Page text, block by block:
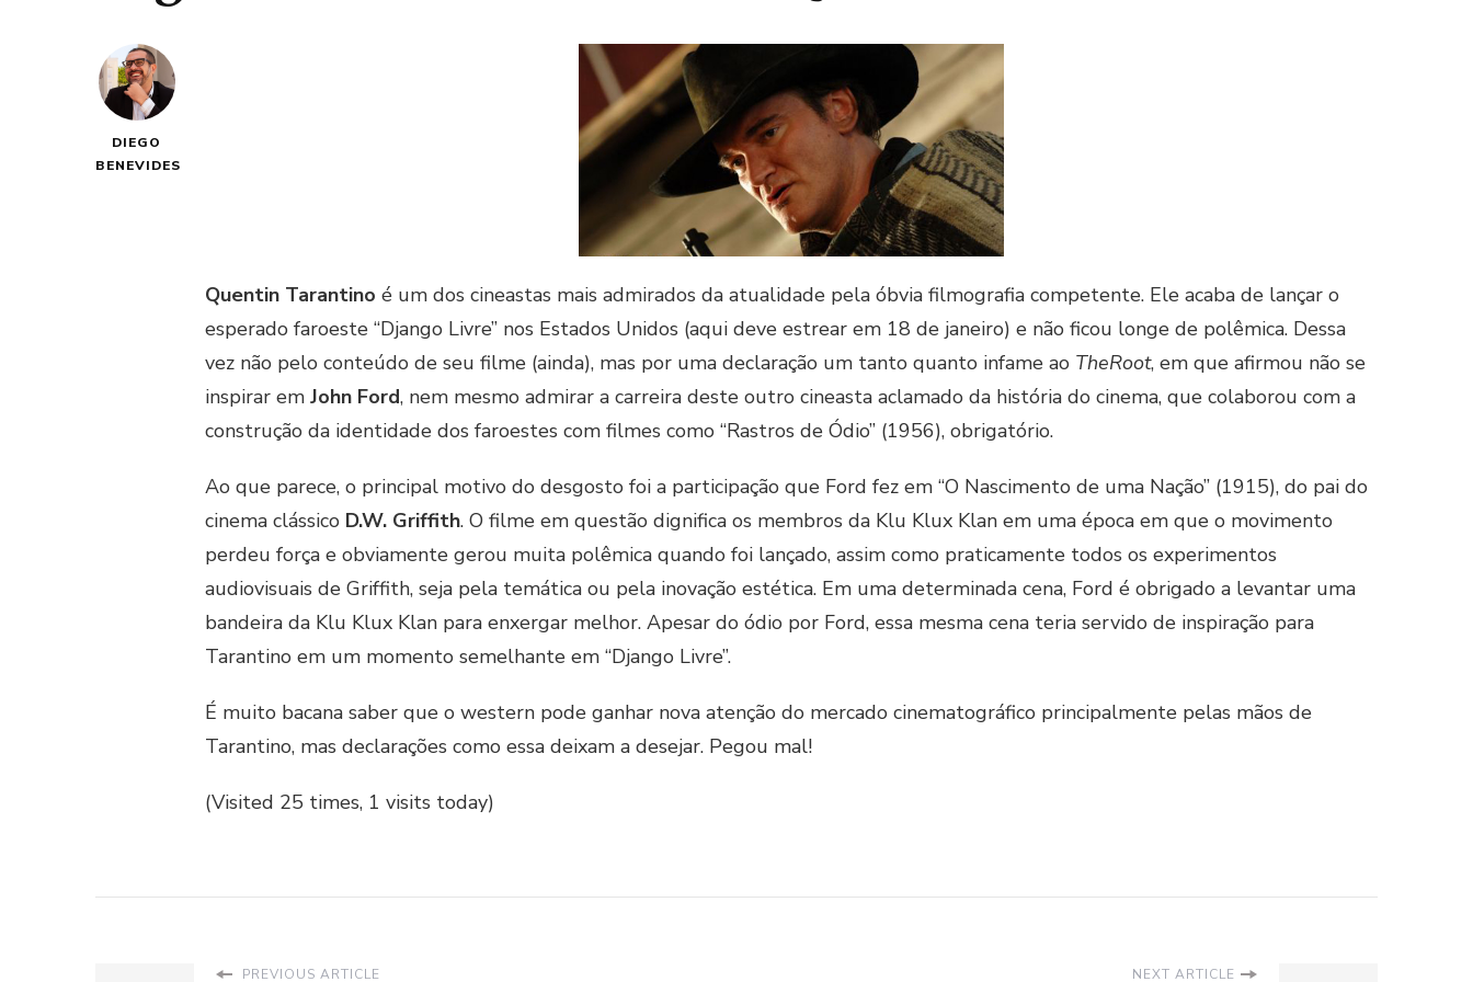
DIEGO
BENEVIDES
Quentin Tarantino é um dos cineastas mais admirados da atualidade pela óbvia filmografia competente. Ele acaba de lançar o
esperado faroeste “Django Livre” nos Estados Unidos (aqui deve estrear em 18 de janeiro) e não ficou longe de polêmica. Dessa
vez não pelo conteúdo de seu filme (ainda), mas por uma declaração um tanto quanto infame ao TheRoot, em que afirmou não se
inspirar em John Ford, nem mesmo admirar a carreira deste outro cineasta aclamado da história do cinema, que colaborou com a
construção da identidade dos faroestes com filmes como “Rastros de Ódio” (1956), obrigatório.
Ao que parece, o principal motivo do desgosto foi a participação que Ford fez em “O Nascimento de uma Nação” (1915), do pai do
cinema clássico D.W. Griffith. O filme em questão dignifica os membros da Klu Klux Klan em uma época em que o movimento
perdeu força e obviamente gerou muita polêmica quando foi lançado, assim como praticamente todos os experimentos
audiovisuais de Griffith, seja pela temática ou pela inovação estética. Em uma determinada cena, Ford é obrigado a levantar uma
bandeira da Klu Klux Klan para enxergar melhor. Apesar do ódio por Ford, essa mesma cena teria servido de inspiração para
Tarantino em um momento semelhante em “Django Livre”.
É muito bacana saber que o western pode ganhar nova atenção do mercado cinematográfico principalmente pelas mãos de
Tarantino, mas declarações como essa deixam a desejar. Pegou mal!
(Visited 25 times, 1 visits today)
PREVIOUS ARTICLE NEXT ARTICLE